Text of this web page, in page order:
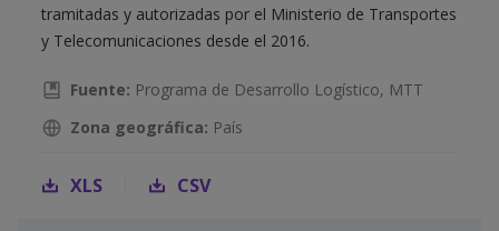
tramitadas y autorizadas por el Ministerio de Transportes
y Telecomunicaciones desde el 2016.
Fuente: Programa de Desarrollo Logístico, MTT
Zona geográfica: País
XLS CSV